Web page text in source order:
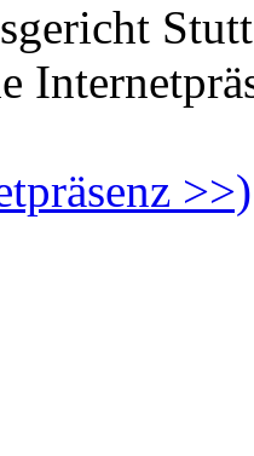
>>)